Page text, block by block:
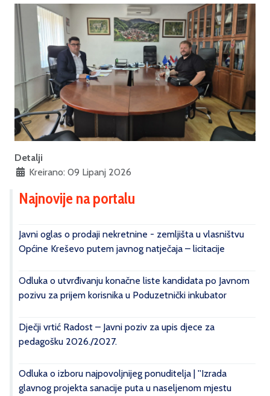
Detalji
Kreirano: 09 Lipanj 2026
Najnovije na portalu
Javni oglas o prodaji nekretnine - zemljišta u vlasništvu
Općine Kreševo putem javnog natječaja – licitacije
Odluka o utvrđivanju konačne liste kandidata po Javnom
pozivu za prijem korisnika u Poduzetnički inkubator
Dječji vrtić Radost – Javni poziv za upis djece za
pedagošku 2026./2027.
Odluka o izboru najpovoljnijeg ponuditelja | ''Izrada
glavnog projekta sanacije puta u naseljenom mjestu